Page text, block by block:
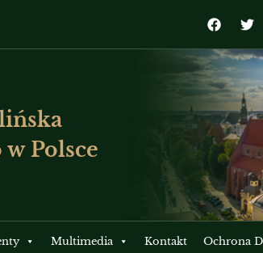
Polsce
Multimedia Kontakt Ochrona